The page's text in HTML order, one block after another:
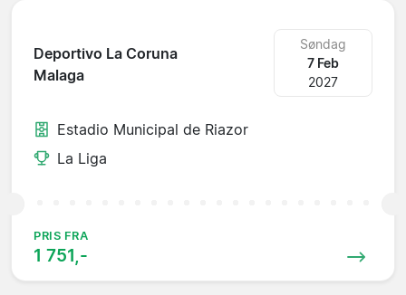
Deportivo La Coruna
Malaga
Søndag
7 Feb
2027
Estadio Municipal de Riazor
La Liga
PRIS FRA
1 751,-